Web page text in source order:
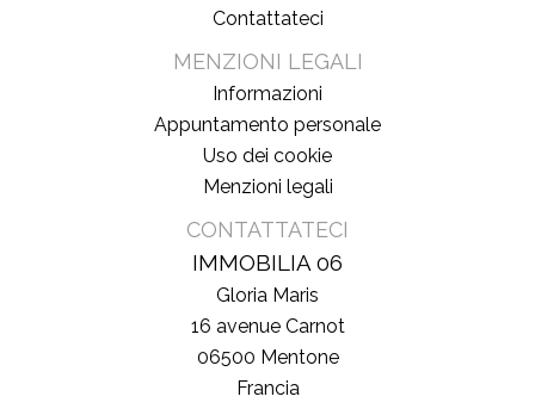
Contattateci
MENZIONI LEGALI
Informazioni
Appuntamento personale
Uso dei cookie
Menzioni legali
CONTATTATECI
IMMOBILIA 06
Gloria Maris
16 avenue Carnot
06500 Mentone
Francia